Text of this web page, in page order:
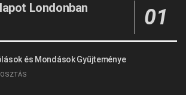
Londonban
és Mondások Gyűjteménye